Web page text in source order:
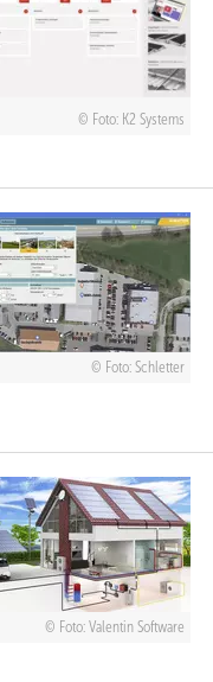
Foto: K2 Systems
Foto: Schletter
Foto: Valentin Software